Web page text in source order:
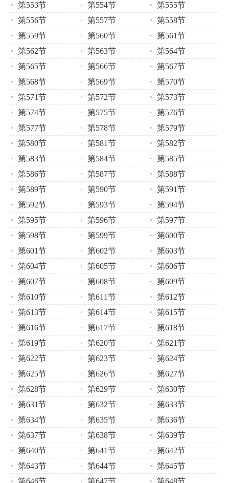
第553节
第554节
第555节
第556节
第557节
第558节
第559节
第560节
第561节
第562节
第563节
第564节
第565节
第566节
第567节
第568节
第569节
第570节
第571节
第572节
第573节
第574节
第575节
第576节
第577节
第578节
第579节
第580节
第581节
第582节
第583节
第584节
第585节
第586节
第587节
第588节
第589节
第590节
第591节
第592节
第593节
第594节
第595节
第596节
第597节
第598节
第599节
第600节
第601节
第602节
第603节
第604节
第605节
第606节
第607节
第608节
第609节
第610节
第611节
第612节
第613节
第614节
第615节
第616节
第617节
第618节
第619节
第620节
第621节
第622节
第623节
第624节
第625节
第626节
第627节
第628节
第629节
第630节
第631节
第632节
第633节
第634节
第635节
第636节
第637节
第638节
第639节
第640节
第641节
第642节
第643节
第644节
第645节
第646节
第647节 第648节